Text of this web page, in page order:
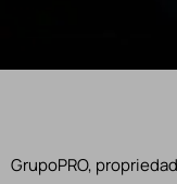
GrupoPRO,